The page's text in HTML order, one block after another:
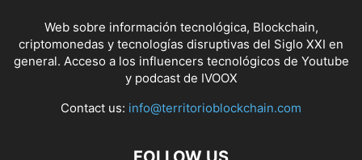
Web sobre información tecnológica, Blockchain,
criptomonedas y tecnologías disruptivas del Siglo XXI en
general. Acceso a los influencers tecnológicos de Youtube
y podcast de IVOOX
Contact us: info@territorioblockchain.com